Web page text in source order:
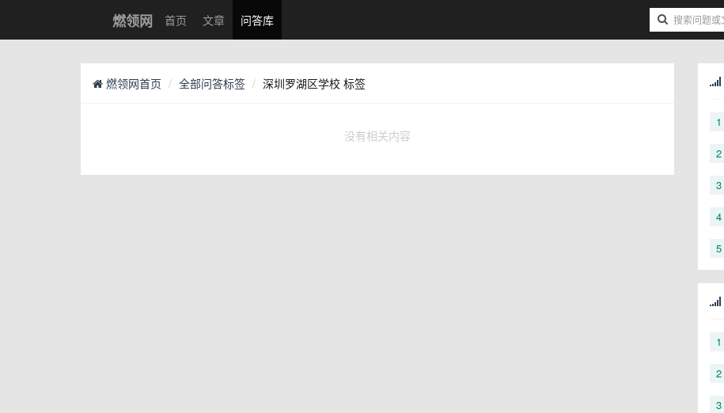
燃领网 首页 文章 问答库
燃领网首页 全部问答标签 深圳罗湖区学校 标签
没有相关内容
1
2
3
4
5
1
2
3